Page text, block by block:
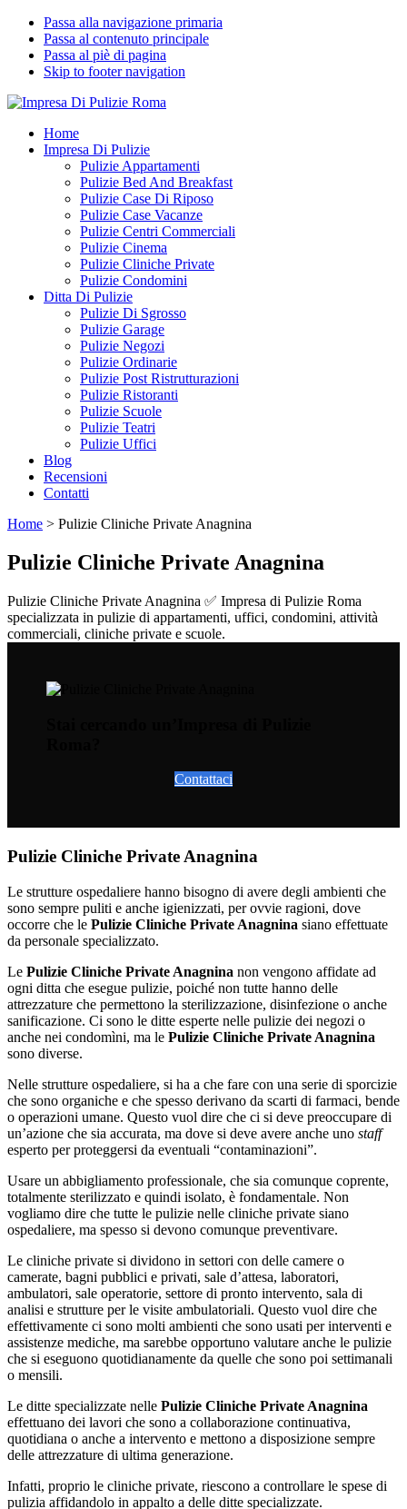
Passa alla navigazione primaria
Passa al contenuto principale
Passa al piè di pagina
Skip to footer navigation
Impresa Di Pulizie Roma
✅ Abitazioni e Attività Commerciali
Home
Impresa Di Pulizie
Pulizie Appartamenti
Pulizie Bed And Breakfast
Pulizie Case Di Riposo
Pulizie Case Vacanze
Pulizie Centri Commerciali
Pulizie Cinema
Pulizie Cliniche Private
Pulizie Condomini
Ditta Di Pulizie
Pulizie Di Sgrosso
Pulizie Garage
Pulizie Negozi
Pulizie Ordinarie
Pulizie Post Ristrutturazioni
Pulizie Ristoranti
Pulizie Scuole
Pulizie Teatri
Pulizie Uffici
Blog
Recensioni
Contatti
Home > Pulizie Cliniche Private Anagnina
Pulizie Cliniche Private Anagnina
Pulizie Cliniche Private Anagnina ✅ Impresa di Pulizie Roma
specializzata in pulizie di appartamenti, uffici, condomini, attività
commerciali, cliniche private e scuole.
Contattaci
Pulizie Cliniche Private Anagnina
Le strutture ospedaliere hanno bisogno di avere degli ambienti che
sono sempre puliti e anche igienizzati, per ovvie ragioni, dove
occorre che le Pulizie Cliniche Private Anagnina siano effettuate
da personale specializzato.
Le Pulizie Cliniche Private Anagnina non vengono affidate ad
ogni ditta che esegue pulizie, poiché non tutte hanno delle
attrezzature che permettono la sterilizzazione, disinfezione o anche
sanificazione. Ci sono le ditte esperte nelle pulizie dei negozi o
anche nei condomìni, ma le Pulizie Cliniche Private Anagnina
sono diverse.
Nelle strutture ospedaliere, si ha a che fare con una serie di sporcizie
che sono organiche e che spesso derivano da scarti di farmaci, bende
o operazioni umane. Questo vuol dire che ci si deve preoccupare di
un’azione che sia accurata, ma dove si deve avere anche uno staff
esperto per proteggersi da eventuali “contaminazioni”.
Usare un abbigliamento professionale, che sia comunque coprente,
totalmente sterilizzato e quindi isolato, è fondamentale. Non
vogliamo dire che tutte le pulizie nelle cliniche private siano
ospedaliere, ma spesso si devono comunque preventivare.
Le cliniche private si dividono in settori con delle camere o
camerate, bagni pubblici e privati, sale d’attesa, laboratori,
ambulatori, sale operatorie, settore di pronto intervento, sala di
analisi e strutture per le visite ambulatoriali. Questo vuol dire che
effettivamente ci sono molti ambienti che sono usati per interventi e
assistenze mediche, ma sarebbe opportuno valutare anche le pulizie
che si eseguono quotidianamente da quelle che sono poi settimanali
o mensili.
Le ditte specializzate nelle Pulizie Cliniche Private Anagnina
effettuano dei lavori che sono a collaborazione continuativa,
quotidiana o anche a intervento e mettono a disposizione sempre
delle attrezzature di ultima generazione.
Infatti, proprio le cliniche private, riescono a controllare le spese di
pulizia affidandolo in appalto a delle ditte specializzate.